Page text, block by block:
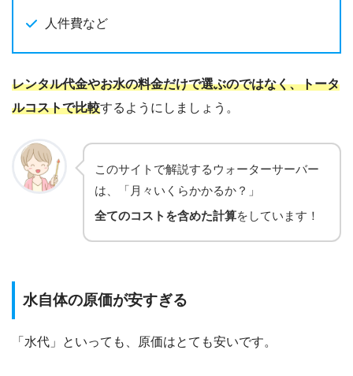
人件費など
レンタル代金やお水の料金だけで選ぶのではなく、トータ
ルコストで比較するようにしましょう。
このサイトで解説するウォーターサーバー
は、「月々いくらかかるか？」
全てのコストを含めた計算をしています！
水自体の原価が安すぎる
「水代」といっても、原価はとても安いです。